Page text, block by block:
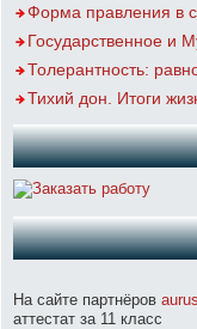
Форма правления в
Государственное и
Толерантность:
Тихий дон. Итоги
На сайте партнёров
аттестат за 11 класс